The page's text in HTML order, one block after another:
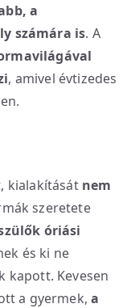
a
számára is. A
, amivel évtizedes
kialakítását nem
szeretete
óriási
és ki ne
kapott. Kevesen
a gyermek,a